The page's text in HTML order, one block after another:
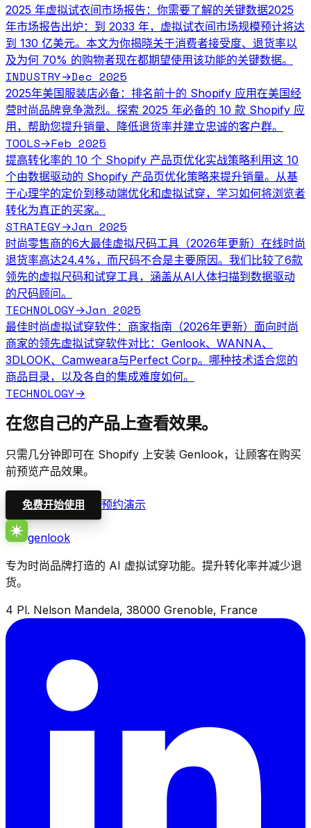
2025 年虚拟试衣间市场报告：你需要了解的关键数据2025
年市场报告出炉：到 2033 年，虚拟试衣间市场规模预计将达
到 130 亿美元。本文为你揭晓关于消费者接受度、退货率以
及为何 70% 的购物者现在都期望使用该功能的关键数据。
INDUSTRY→Dec 2025
2025年美国服装店必备：排名前十的 Shopify 应用在美国经
营时尚品牌竞争激烈。探索 2025 年必备的 10 款 Shopify 应
用，帮助您提升销量、降低退货率并建立忠诚的客户群。
TOOLS→Feb 2025
提高转化率的 10 个 Shopify 产品页优化实战策略利用这 10
个由数据驱动的 Shopify 产品页优化策略来提升销量。从基
于心理学的定价到移动端优化和虚拟试穿，学习如何将浏览者
转化为真正的买家。
STRATEGY→Jan 2025
时尚零售商的6大最佳虚拟尺码工具（2026年更新） 在线时尚
退货率高达24.4%，而尺码不合是主要原因。我们比较了6款
领先的虚拟尺码和试穿工具，涵盖从AI人体扫描到数据驱动
的尺码顾问。
TECHNOLOGY→Jan 2025
最佳时尚虚拟试穿软件：商家指南（2026年更新） 面向时尚
商家的领先虚拟试穿软件对比：Genlook、WANNA、
3DLOOK、Camweara与Perfect Corp。哪种技术适合您的
商品目录，以及各自的集成难度如何。
TECHNOLOGY→
在您自己的产品上查看效果。
只需几分钟即可在 Shopify 上安装 Genlook，让顾客在购买
前预览产品效果。
免费开始使用 预约演示
genlook
专为时尚品牌打造的 AI 虚拟试穿功能。提升转化率并减少退
货。
4 Pl. Nelson Mandela, 38000 Grenoble, France